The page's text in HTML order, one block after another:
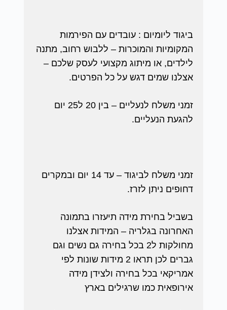
ביגוד ליומיום : עובדים עם הפירמות
המקומיות והמוכרות – ללבוש רחוב, מתנה
לילדים, או מיתוג מקצועי לעסק שלכם –
אצלנו שמים דגש על כל הפרטים.
זמני משלח לנעליים – בין 20 ל25 יום
להגעת הנעליים.
זמני משלח לביגוד – עד 14 יום ובמקרים
דחופים ניתן לזרז.
בשביל בחירת מידה תיעזרו בתמונה
האחרונה בגלריה – המידות אצלנו
מחולקות ל2 בכל בחירה גם נשים וגם
גברים לכן תראו 2 מידות שונות לפי
אמריקאי בכל בחירה ולצידן מידה
אירופאית כמו שרגילים בארץ